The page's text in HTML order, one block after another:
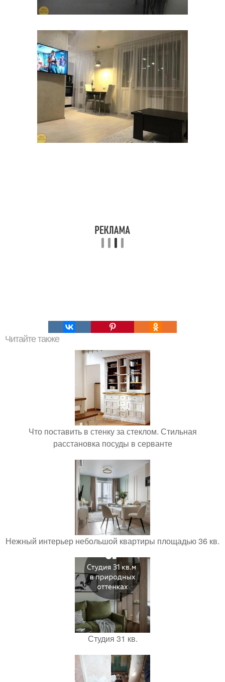
Читайте также
Что поставить в стенку за стеклом. Стильная
расстановка посуды в серванте
Нежный интерьер небольшой квартиры площадью 36 кв.
Студия 31 кв.